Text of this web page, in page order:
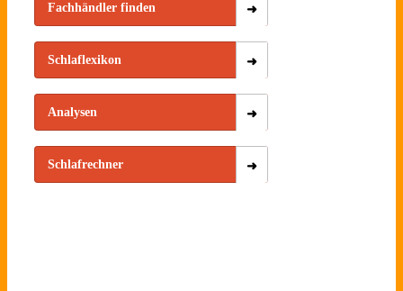
Fachhändler finden
Schlaflexikon
Analysen
Schlafrechner